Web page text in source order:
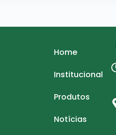
Home
Institucional
Produtos
Notícias